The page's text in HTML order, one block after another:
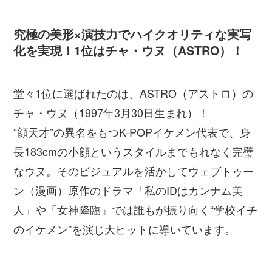
究極の美形×演技力でハイクオリティな実写
化を実現！1位はチャ・ウヌ（ASTRO）！
堂々1位に選ばれたのは、ASTRO（アストロ）の
チャ・ウヌ（1997年3月30日生まれ）！
“顔天才”の異名をもつK-POPイケメン代表で、身
長183cmの小顔というスタイルまでもれなく完璧
なウヌ。そのビジュアルを活かしてウェブトゥー
ン（漫画）原作のドラマ「私のIDはカンナム美
人」や「女神降臨」では誰もが振り向く“学校イチ
のイケメン”を演じ大ヒットに導いています。